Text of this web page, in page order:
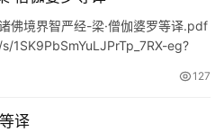
佛境界智严经-梁·僧伽婆罗等译.pdf
eg?
127
译